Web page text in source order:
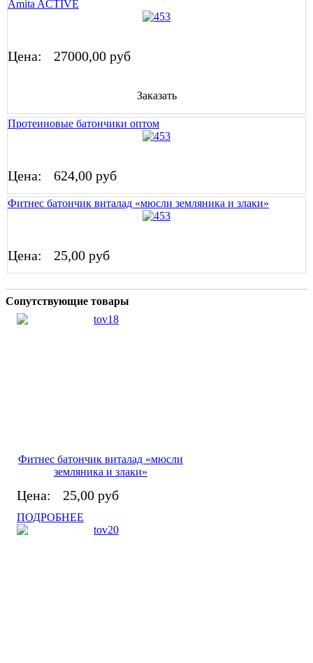
Amita ACTIVE
Цена: 27000,00 руб
Заказать
Протеиновые батончики оптом
Цена: 624,00 руб
Фитнес батончик виталад «мюсли земляника и злаки»
Цена: 25,00 руб
Сопутствующие товары
Фитнес батончик виталад «мюсли
земляника и злаки»
Цена: 25,00 руб
ПОДРОБНЕЕ